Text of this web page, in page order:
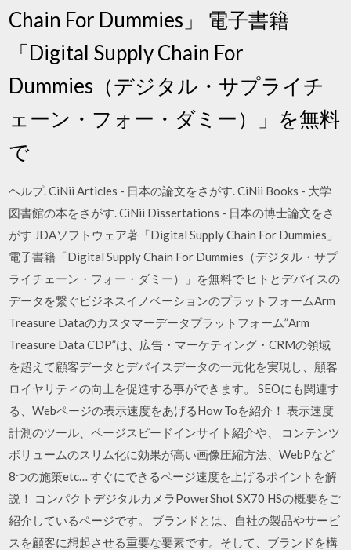
Chain For Dummies」 電子書籍
「Digital Supply Chain For
Dummies（デジタル・サプライチ
ェーン・フォー・ダミー）」を無料
で
ヘルプ. CiNii Articles - 日本の論文をさがす. CiNii Books - 大学
図書館の本をさがす. CiNii Dissertations - 日本の博士論文をさ
がす JDAソフトウェア著「Digital Supply Chain For Dummies」
電子書籍「Digital Supply Chain For Dummies（デジタル・サプ
ライチェーン・フォー・ダミー）」を無料で ヒトとデバイスの
データを繋ぐビジネスイノベーションのプラットフォームArm
Treasure Dataのカスタマーデータプラットフォーム”Arm
Treasure Data CDP”は、広告・マーケティング・CRMの領域
を超えて顧客データとデバイスデータの一元化を実現し、顧客
ロイヤリティの向上を促進する事ができます。 SEOにも関連す
る、Webページの表示速度をあげるHow Toを紹介！ 表示速度
計測のツール、ページスピードインサイト紹介や、 コンテンツ
ボリュームのスリム化に効果が高い画像圧縮方法、WebPなど
8つの施策etc… すぐにできるページ速度を上げるポイントを解
説！ コンパクトデジタルカメラPowerShot SX70 HSの概要をご
紹介しているページです。 ブランドとは、自社の製品やサービ
スを顧客に想起させる重要な要素です。そして、ブランドを構